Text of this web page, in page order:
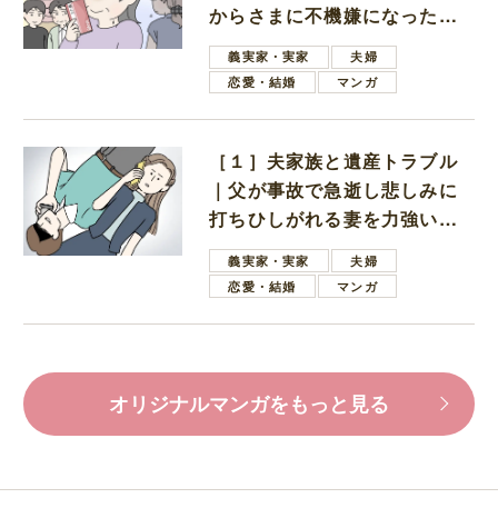
からさまに不機嫌になった義
母義実家・実家
夫婦
恋愛・結婚
マンガ
［１］夫家族と遺産トラブル
｜父が事故で急逝し悲しみに
打ちひしがれる妻を力強い言
葉で励ます夫
義実家・実家
夫婦
恋愛・結婚
マンガ
オリジナルマンガをもっと見る